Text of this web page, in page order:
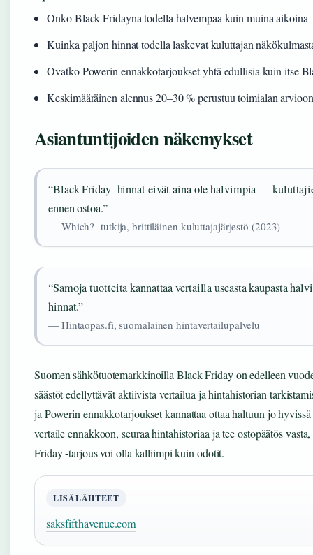
Onko Black Fridayna todella halvempaa kuin muina
Kuinka paljon hinnat todella laskevat kuluttajan
Ovatko Powerin ennakkotarjoukset yhtä edullisia kuin itse
Keskimääräinen alennus 20–30 % perustuu toimialan
Asiantuntijoiden näkemykset
“Black Friday -hinnat eivät aina ole halvimpia —
ennen ostoa.”
— Which? -tutkija, brittiläinen kuluttajajärjestö (2023)
“Samoja tuotteita kannattaa vertailla useasta kaupasta
hinnat.”
— Hintaopas.fi, suomalainen hintavertailupalvelu
Suomen sähkötuotemarkkinoilla Black Friday on edelleen
säästöt edellyttävät aktiivista vertailua ja hintahistorian
ja Powerin ennakkotarjoukset kannattaa ottaa haltuun jo
vertaile ennakkoon, seuraa hintahistoriaa ja tee ostopäätös
Friday -tarjous voi olla kalliimpi kuin odotit.
LISÄLÄHTEET
saksfifthavenue.com